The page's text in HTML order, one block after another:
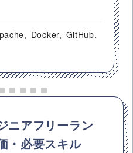
Docker
GitHub
ニアフリーラン
・必要スキル